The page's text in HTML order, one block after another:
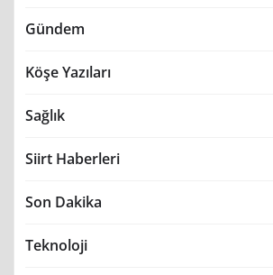
Gündem
Köşe Yazıları
Sağlık
Siirt Haberleri
Son Dakika
Teknoloji